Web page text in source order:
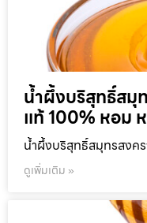
น้ำผึ้งบริสุทธิ์สมุ
แท้ 100% หอม
น้ำผึ้งบริสุทธิ์สมุทรสงค
ดูเพิ่มเติม »